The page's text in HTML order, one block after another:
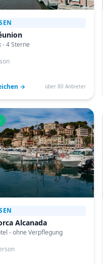
- 4 Sterne
→ über 80 Anbieter
Alcanada
- ohne Verpflegung